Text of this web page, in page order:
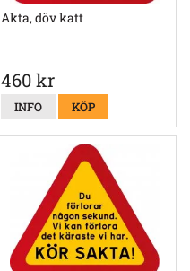
Akta, döv katt
460 kr
INFO KÖP